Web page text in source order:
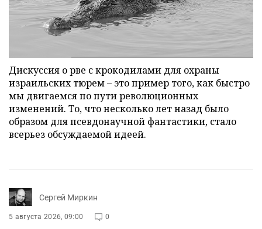
Дискуссия о рве с крокодилами для охраны
израильских тюрем – это пример того, как быстро
мы двигаемся по пути революционных
изменений. То, что несколько лет назад было
образом для псевдонаучной фантастики, стало
всерьез обсуждаемой идеей.
Сергей Миркин
5 августа 2026, 09:00 0